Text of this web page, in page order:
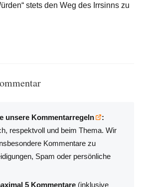
stets den Weg des Irrsinns zu
unsere Kommentarregeln
:
respektvoll und beim Thema. Wir
Kommentare zu
Spam oder persönliche
5 Kommentare (inklusive